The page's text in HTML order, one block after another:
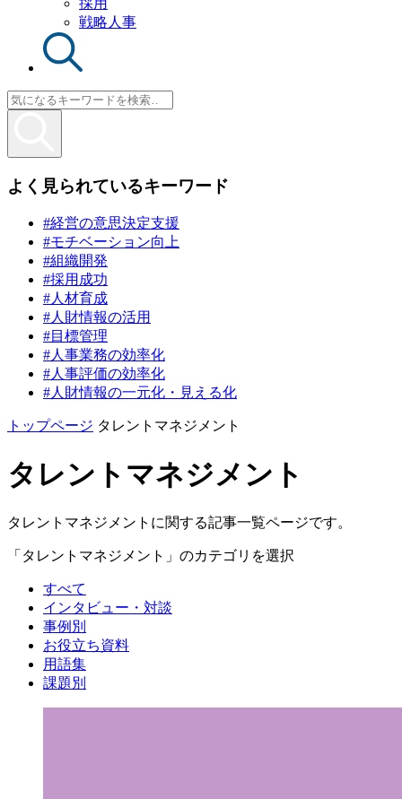
採用
戦略人事
よく見られているキーワード
#経営の意思決定支援
#モチベーション向上
#組織開発
#採用成功
#人材育成
#人財情報の活用
#目標管理
#人事業務の効率化
#人事評価の効率化
#人財情報の一元化・見える化
トップページ タレントマネジメント
タレントマネジメント
タレントマネジメントに関する記事一覧ページです。
「タレントマネジメント」のカテゴリを選択
すべて
インタビュー・対談
事例別
お役立ち資料
用語集
課題別